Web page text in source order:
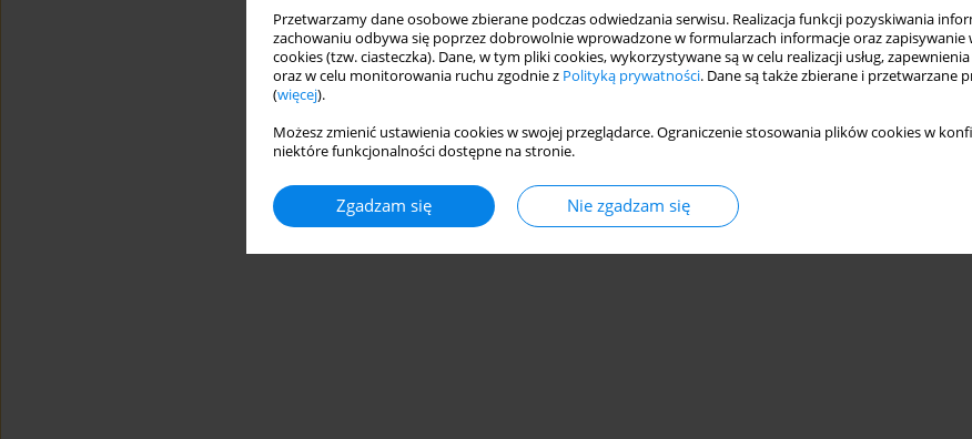
Przetwarzamy dane osobowe zbierane podczas odwiedzania serwisu. Realizacja funkcji pozyskiwania
zachowaniu odbywa się poprzez dobrowolnie wprowadzone w formularzach informacje oraz
cookies (tzw. ciasteczka). Dane, w tym pliki cookies, wykorzystywane są w celu realizacji usług,
oraz w celu monitorowania ruchu zgodnie z Polityką prywatności. Dane są także zbierane i przetwarzane
(więcej).
Możesz zmienić ustawienia cookies w swojej przeglądarce. Ograniczenie stosowania plików cookies w
niektóre funkcjonalności dostępne na stronie.
Zgadzam się Nie zgadzam się